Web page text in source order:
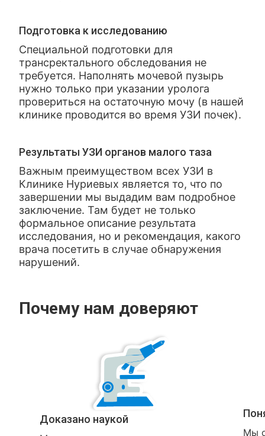
Подготовка к исследованию
Специальной подготовки для
трансректального обследования не
требуется. Наполнять мочевой пузырь
нужно только при указании уролога
провериться на остаточную мочу (в нашей
клинике проводится во время УЗИ почек).
Результаты УЗИ органов малого таза
Важным преимуществом всех УЗИ в
Клинике Нуриевых является то, что по
завершении мы выдадим вам подробное
заключение. Там будет не только
формальное описание результата
исследования, но и рекомендация, какого
врача посетить в случае обнаружения
нарушений.
Почему нам доверяют
Доказано наукой
Мы